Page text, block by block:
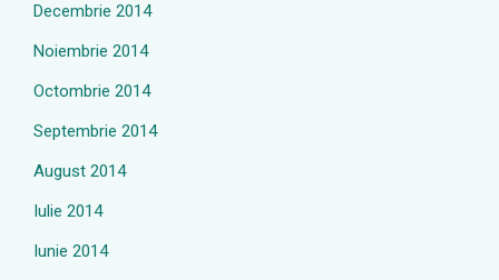
Decembrie 2014
Noiembrie 2014
Octombrie 2014
Septembrie 2014
August 2014
Iulie 2014
Iunie 2014